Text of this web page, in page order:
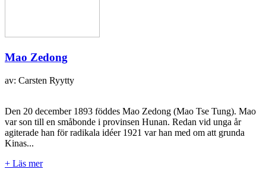
Mao Zedong
av: Carsten Ryytty
Den 20 december 1893 föddes Mao Zedong (Mao Tse Tung). Mao
var son till en småbonde i provinsen Hunan. Redan vid unga år
agiterade han för radikala idéer 1921 var han med om att grunda
Kinas...
+ Läs mer